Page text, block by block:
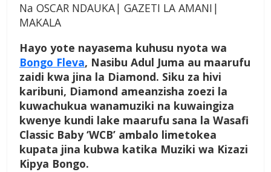
Na OSCAR NDAUKA| GAZETI LA AMANI|
MAKALA
Hayo yote nayasema kuhusu nyota wa
Bongo Fleva, Nasibu Adul Juma au maarufu
zaidi kwa jina la Diamond. Siku za hivi
karibuni, Diamond ameanzisha zoezi la
kuwachukua wanamuziki na kuwaingiza
kwenye kundi lake maarufu sana la Wasafi
Classic Baby ‘WCB’ ambalo limetokea
kupata jina kubwa katika Muziki wa Kizazi
Kipya Bongo.